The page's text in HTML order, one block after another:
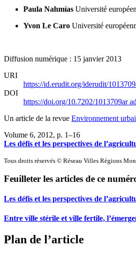
Paula Nahmías Université
Yvon Le Caro Université
Diffusion numérique : 15 janvier 2013
URI
https://id.erudit.org/iderudit/
DOI
https://doi.org/10.7202/1013709ar
Un article de la revue Environnement
Volume 6, 2012, p. 1–16
Les défis et les perspectives de
Tous droits réservés © Réseau Villes Régions
Feuilleter les articles de ce
Les défis et les perspectives de
Entre ville stérile et ville fertile,
Plan de l’article